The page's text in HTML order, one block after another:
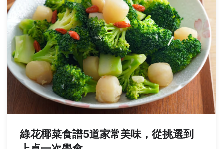
綠花椰菜食譜5道家常美味，從挑選到